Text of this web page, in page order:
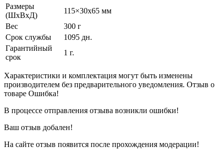
Размеры
(ШxВxД)
115×30х65 мм
Вес
300 г
Срок службы
1095 дн.
Гарантийный
срок
1 г.
Характеристики и комплектация могут быть изменены
производителем без предварительного уведомления. Отзыв о
товаре Ошибка!
В процессе отправления отзыва возникли ошибки!
Ваш отзыв добален!
На сайте отзыв появится после прохождения модерации!